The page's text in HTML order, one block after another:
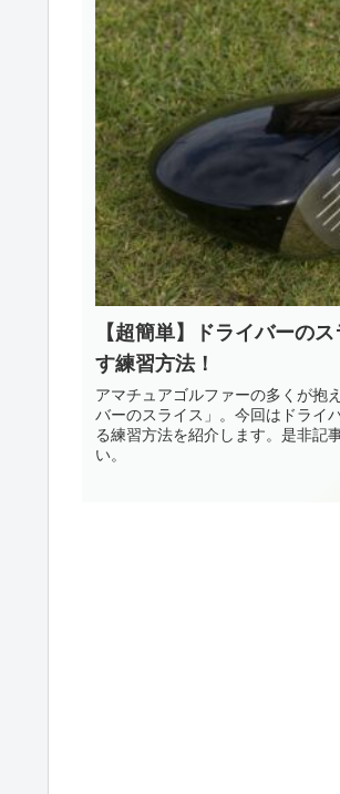
【超簡単】ドライバーの
す練習方法！
アマチュアゴルファーの多くが抱
バーのスライス」。今回はドライ
る練習方法を紹介します。是非記
い。